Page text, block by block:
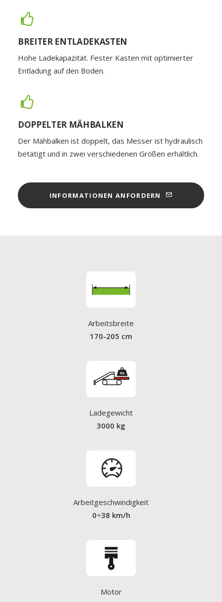
BREITER ENTLADEKASTEN
Hohe Ladekapazität. Fester Kasten mit optimierter
Entladung auf den Boden.
DOPPELTER MÄHBALKEN
Der Mähbalken ist doppelt, das Messer ist hydraulisch
betätigt und in zwei verschiedenen Größen erhältlich.
INFORMATIONEN ANFORDERN
Arbeitsbreite
170-205 cm
Ladegewicht
3000 kg
Arbeitgeschwindigkeit
0÷38 km/h
Motor